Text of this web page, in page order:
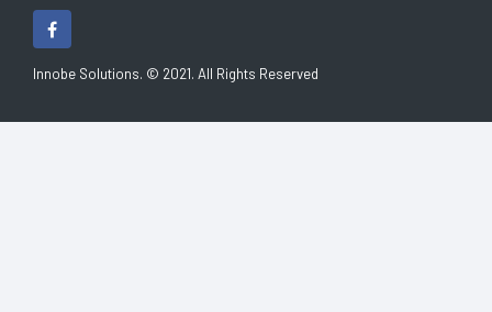
Innobe Solutions. © 2021. All Rights Reserved